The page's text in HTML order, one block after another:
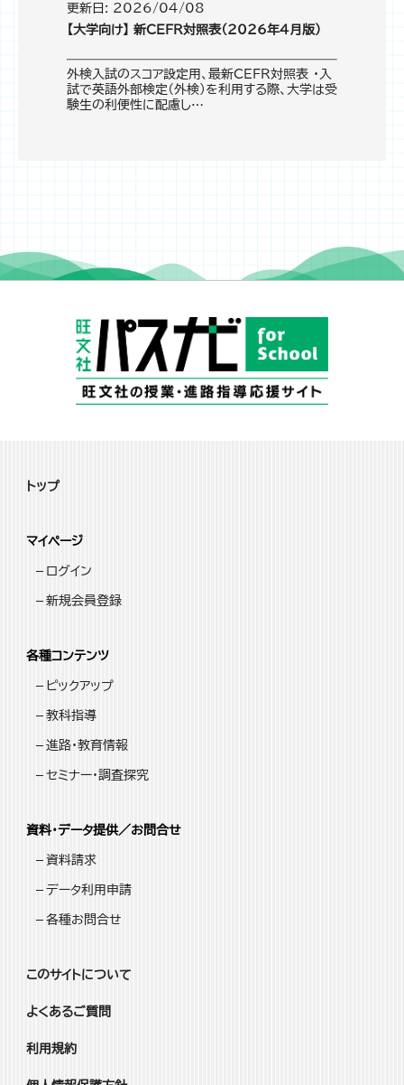
更新日: 2026/04/08
【大学向け】 新CEFR対照表（2026年4月版）
外検入試のスコア設定用、最新CEFR対照表 ・入
試で英語外部検定（外検）を利用する際、大学は受
験生の利便性に配慮し…
トップ
マイページ
ログイン
新規会員登録
各種コンテンツ
ピックアップ
教科指導
進路・教育情報
セミナー・調査探究
資料・データ提供／お問合せ
資料請求
データ利用申請
各種お問合せ
このサイトについて
よくあるご質問
利用規約